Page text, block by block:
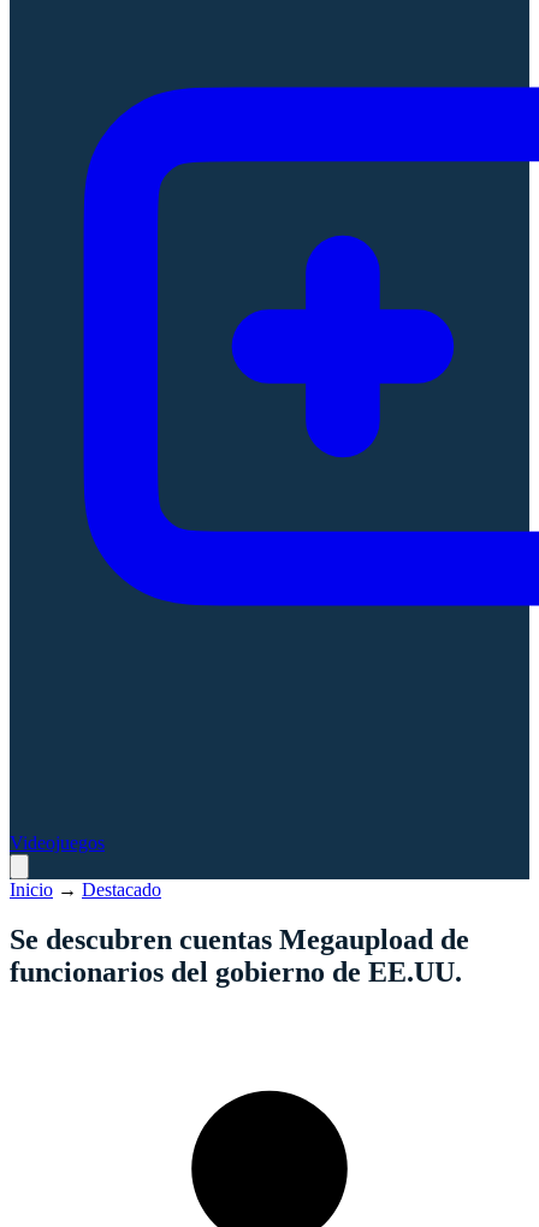
Videojuegos
Inicio → Destacado
Se descubren cuentas Megaupload de
funcionarios del gobierno de EE.UU.